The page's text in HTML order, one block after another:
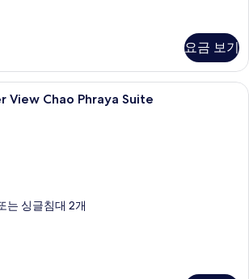
요금 보기
Two Bedroom River View Chao
View Chao Phraya Suite
는 싱글침대 2개